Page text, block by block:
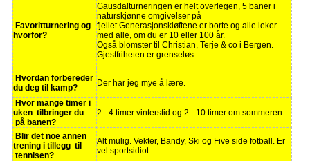
Favoritturnering og
hvorfor?
Gausdalturneringen er helt overlegen, 5 baner i
naturskjønne omgivelser på
fjellet.Generasjonskløftene er borte og alle leker
med alle, om du er 10 eller 100 år.
Også blomster til Christian, Terje & co i Bergen.
Gjestfriheten er grenseløs.
Hvordan forbereder
du deg til kamp?
Der har jeg mye å lære.
Hvor mange timer i
uken tilbringer du
på banen?
2 - 4 timer vinterstid og 2 - 10 timer om sommeren.
Blir det noe annen
trening i tillegg til
tennisen?
Alt mulig. Vekter, Bandy, Ski og Five side fotball. Er
vel sportsidiot.